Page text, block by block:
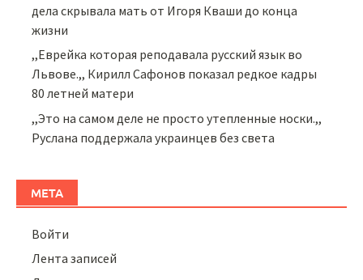
дела скрывала мать от Игоря Кваши до конца
жизни
,,Еврейка которая реподавала русский язык во
Львове.,, Кирилл Сафонов показал редкое кадры
80 летней матери
,,Это на самом деле не просто утепленные носки.,,
Руслана поддержала украинцев без света
МЕТА
Войти
Лента записей